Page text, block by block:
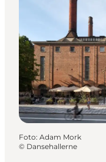
Regionen
Erlebnisse
Unterkünfte
Reiseplanung
Foto: Adam Mork
© Dansehallerne